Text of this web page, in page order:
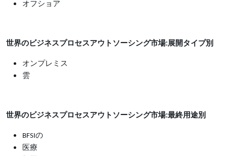
オフショア
世界のビジネスプロセスアウトソーシング市場:展開タイプ別
オンプレミス
雲
世界のビジネスプロセスアウトソーシング市場:最終用途別
BFSIの
医療